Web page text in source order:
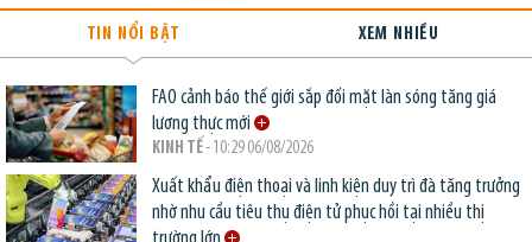
TIN NỔI BẬT XEM NHIỀU
FAO cảnh báo thế giới sắp đối mặt làn sóng tăng giá
lương thực mới
KINH TẾ- 10:29 06/08/2026
Xuất khẩu điện thoại và linh kiện duy trì đà tăng trưởng
nhờ nhu cầu tiêu thụ điện tử phục hồi tại nhiều thị